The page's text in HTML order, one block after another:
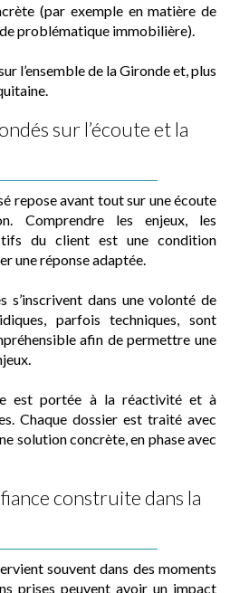
(par exemple en matière de
problématique immobilière).
l’ensemble de la Gironde et, plus
sur l’écoute et la
repose avant tout sur une écoute
Comprendre les enjeux, les
du client est une condition
une réponse adaptée.
s’inscrivent dans une volonté de
parfois techniques, sont
afin de permettre une
est portée à la réactivité et à
Chaque dossier est traité avec
solution concrète, en phase avec
construite dans la
souvent dans des moments
prises peuvent avoir un impact